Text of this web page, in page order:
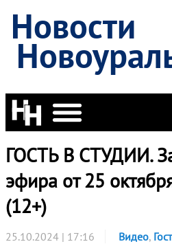
Новости
ГОСТЬ В СТУДИИ.
эфира от 25
(12+)
25.10.2024 | 17:16 Видео,